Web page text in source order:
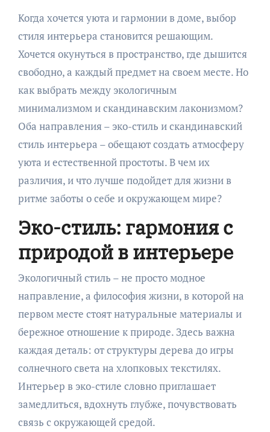
Когда хочется уюта и гармонии в доме, выбор
стиля интерьера становится решающим.
Хочется окунуться в пространство, где дышится
свободно, а каждый предмет на своем месте. Но
как выбрать между экологичным
минимализмом и скандинавским лаконизмом?
Оба направления – эко-стиль и скандинавский
стиль интерьера – обещают создать атмосферу
уюта и естественной простоты. В чем их
различия, и что лучше подойдет для жизни в
ритме заботы о себе и окружающем мире?
Эко-стиль: гармония с
природой в интерьере
Экологичный стиль – не просто модное
направление, а философия жизни, в которой на
первом месте стоят натуральные материалы и
бережное отношение к природе. Здесь важна
каждая деталь: от структуры дерева до игры
солнечного света на хлопковых текстилях.
Интерьер в эко-стиле словно приглашает
замедлиться, вдохнуть глубже, почувствовать
связь с окружающей средой.